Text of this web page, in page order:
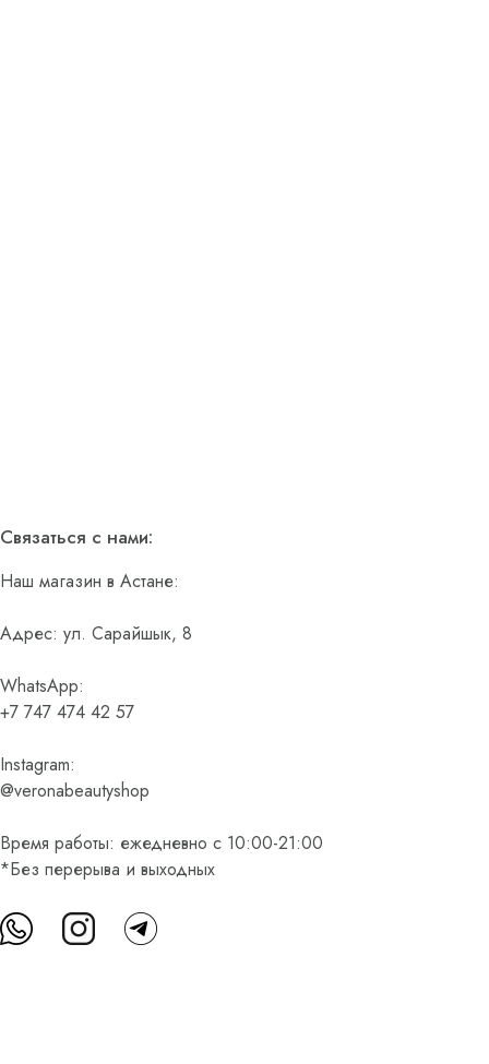
Связаться с нами:
Наш магазин в Астане:
Адрес: ул. Сарайшык, 8
WhatsApp:
+7 747 474 42 57
Instagram:
@veronabeautyshop
Время работы: ежедневно с 10:00-21:00
*Без перерыва и выходных